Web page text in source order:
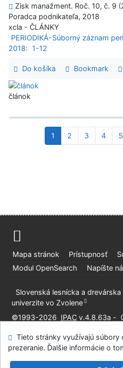
Zisk manažment. Roč. 10, č. 9
Poradca podnikateľa, 2018
xcla - ČLÁNKY
PERIODIKÁ-Súborný záznam
2018:
1-12
Do košíka Bookmark
článok
1 2 3 4 5
Mapa stránok Prístupnosť
Modul OpenSearch
Napíšte
Slovenská lesnícka a
univerzite vo Zvolene
©1993-2026 IPAC v.4.8.63a -
Tieto stránky využívajú súbory
prezeranie. Ďalšie informácie o